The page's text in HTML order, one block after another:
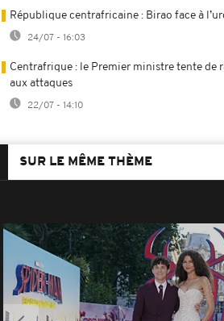
République centrafricaine : Birao face à
24/07 - 16:03
Centrafrique : le Premier ministre tente de
aux attaques
22/07 - 14:10
SUR LE MÊME THÈME